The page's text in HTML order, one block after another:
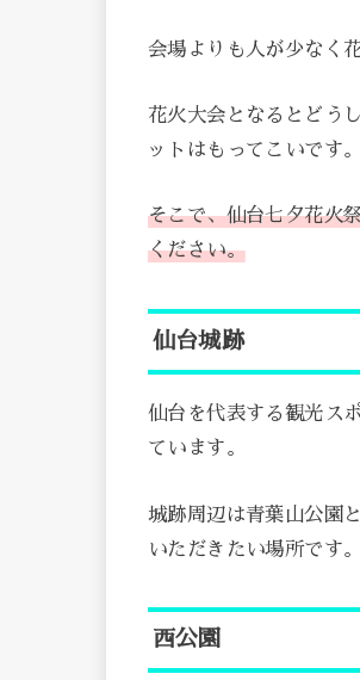
会場よりも人が少なく
花火大会となるとどう
ットはもってこいです。
そこで、仙台七夕花火
ください。
仙台城跡
仙台を代表する観光ス
ています。
城跡周辺は青葉山公園
いただきたい場所です。
西公園